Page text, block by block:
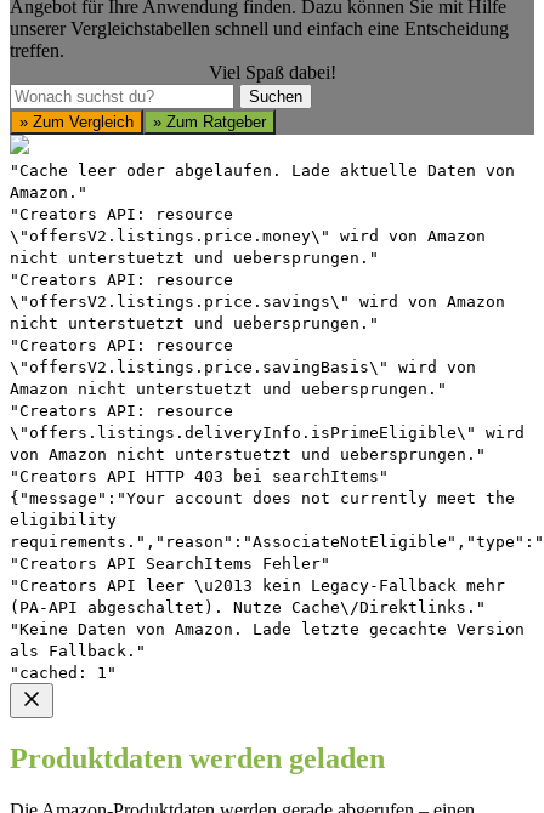
Angebot für Ihre Anwendung finden. Dazu können Sie mit Hilfe
unserer Vergleichstabellen schnell und einfach eine Entscheidung
treffen.
Viel Spaß dabei!
Suchen
Suchen
» Zum Vergleich
» Zum Ratgeber
"Cache leer oder abgelaufen. Lade aktuelle Daten von
Amazon."
"Creators API: resource
\"offersV2.listings.price.money\" wird von Amazon
nicht unterstuetzt und uebersprungen."
"Creators API: resource
\"offersV2.listings.price.savings\" wird von Amazon
nicht unterstuetzt und uebersprungen."
"Creators API: resource
\"offersV2.listings.price.savingBasis\" wird von
Amazon nicht unterstuetzt und uebersprungen."
"Creators API: resource
\"offers.listings.deliveryInfo.isPrimeEligible\" wird
von Amazon nicht unterstuetzt und uebersprungen."
"Creators API HTTP 403 bei searchItems"
{"message":"Your account does not currently meet the
eligibility
"Creators API SearchItems Fehler"
"Creators API leer \u2013 kein Legacy-Fallback mehr
(PA-API abgeschaltet). Nutze Cache\/Direktlinks."
"Keine Daten von Amazon. Lade letzte gecachte Version
als Fallback."
"cached: 1"
Produktdaten werden geladen